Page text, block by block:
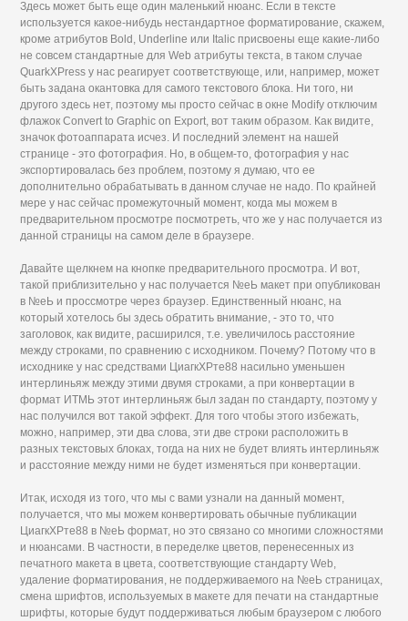
Здесь может быть еще один маленький нюанс. Если в тексте
используется какое-нибудь нестандартное форматирование, скажем,
кроме атрибутов Bold, Underline или Italic присвоены еще какие-либо
не совсем стандартные для Web атрибуты текста, в таком случае
QuarkXPress у нас реагирует соответствующе, или, например, может
быть задана окантовка для самого текстового блока. Ни того, ни
другого здесь нет, поэтому мы просто сейчас в окне Modify отключим
флажок Convert to Graphic on Export, вот таким образом. Как видите,
значок фотоаппарата исчез. И последний элемент на нашей
странице - это фотография. Но, в общем-то, фотография у нас
экспортировалась без проблем, поэтому я думаю, что ее
дополнительно обрабатывать в данном случае не надо. По крайней
мере у нас сейчас промежуточный момент, когда мы можем в
предварительном просмотре посмотреть, что же у нас получается из
данной страницы на самом деле в браузере.
Давайте щелкнем на кнопке предварительного просмотра. И вот,
такой приблизительно у нас получается №еЬ макет при опубликован
в №еЬ и проссмотре через браузер. Единственный нюанс, на
который хотелось бы здесь обратить внимание, - это то, что
заголовок, как видите, расширился, т.е. увеличилось расстояние
между строками, по сравнению с исходником. Почему? Потому что в
исходнике у нас средствами ЦиагкХРте88 насильно уменьшен
интерлиньяж между этими двумя строками, а при конвертации в
формат ИТМЬ этот интерлиньяж был задан по стандарту, поэтому у
нас получился вот такой эффект. Для того чтобы этого избежать,
можно, например, эти два слова, эти две строки расположить в
разных текстовых блоках, тогда на них не будет влиять интерлиньяж
и расстояние между ними не будет изменяться при конвертации.
Итак, исходя из того, что мы с вами узнали на данный момент,
получается, что мы можем конвертировать обычные публикации
ЦиагкХРте88 в №еЬ формат, но это связано со многими сложностями
и нюансами. В частности, в переделке цветов, перенесенных из
печатного макета в цвета, соответствующие стандарту Web,
удаление форматирования, не поддерживаемого на №еЬ страницах,
смена шрифтов, используемых в макете для печати на стандартные
шрифты, которые будут поддерживаться любым браузером с любого